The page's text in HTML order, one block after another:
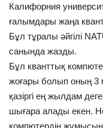
Математика
Таным
Физика
Биология
Калифорния
ғалымдары жаңа
Бұл тұралы әйгілі
санында жазды.
Бұл кванттық
жоғары болып оның 3
қазіргі ең жылдам
шығара алады екен.
компютердің жұмысын